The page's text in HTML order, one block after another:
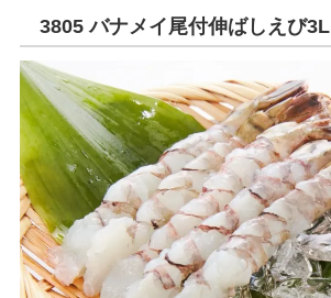
3805 バナメイ尾付伸ばしえび3L